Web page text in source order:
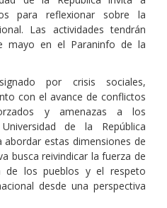
para reflexionar sobre la
Las actividades tendrán
en el Paraninfo de la
por crisis sociales,
con el avance de conflictos
y amenazas a los
de la República
estas dimensiones de
busca reivindicar la fuerza de
de los pueblos y el respeto
desde una perspectiva